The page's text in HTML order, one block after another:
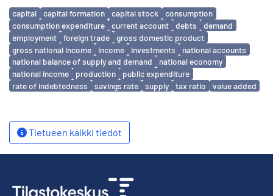
Avainsanat
capital capital formation capital stock
consumption
consumption expenditure
current account debts
demand
employment
foreign trade
gross domestic product
gross national income
income investments
national accounts
national balance of supply and demand
national economy
national income
production
public expenditure
rate of indebtedness
savings rate supply tax ratio value added
Tietueen kaikki tiedot